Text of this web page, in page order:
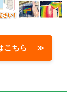
はこちら ≫